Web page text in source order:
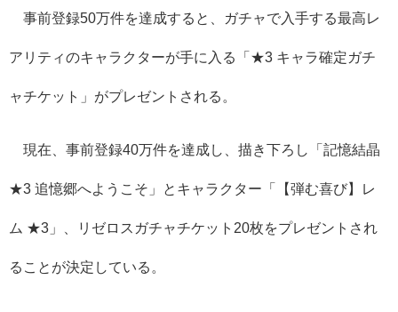
事前登録50万件を達成すると、ガチャで入手する最高レ
アリティのキャラクターが手に入る「★3 キャラ確定ガチ
ャチケット」がプレゼントされる。
現在、事前登録40万件を達成し、描き下ろし「記憶結晶
★3 追憶郷へようこそ」とキャラクター「【弾む喜び】レ
ム ★3」、リゼロスガチャチケット20枚をプレゼントされ
ることが決定している。